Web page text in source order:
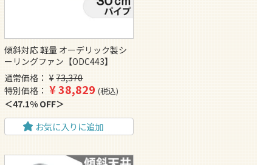
傾斜対応 軽量 オーデリック製シ
ーリングファン【ODC443】
通常価格
¥ 73,370
特別価格
¥38,829 税込
47.1% OFF
お気に入りに追加